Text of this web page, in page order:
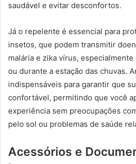
saudável e evitar desconfortos.
Já o repelente é essencial para
insetos, que podem transmitir
malária e zika vírus,
ou durante a estação das chuvas.
indispensáveis para garantir que
confortável, permitindo que você
experiência sem preocupações
pelo sol ou problemas de saúde
Acessórios e